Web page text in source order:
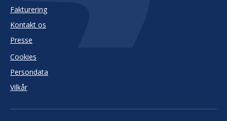
Fakturering
Kontakt os
Presse
Cookies
Persondata
Vilkår